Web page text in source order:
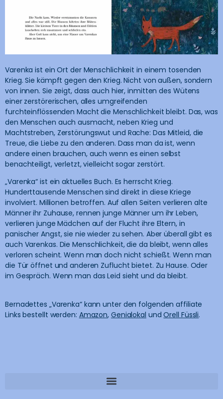
Varenka ist ein Ort der Menschlichkeit in einem tosenden
Krieg. Sie kämpft gegen den Krieg. Nicht von außen, sondern
von innen. Sie zeigt, dass auch hier, inmitten des Wütens
einer zerstörerischen, alles umgreifenden
furchteinflössenden Macht die Menschlichkeit bleibt. Das, was
den Menschen auch ausmacht, neben Krieg und
Machtstreben, Zerstörungswut und Rache: Das Mitleid, die
Treue, die Liebe zu den anderen. Dass man da ist, wenn
andere einen brauchen, auch wenn es einen selbst
benachteiligt, verletzt, vielleicht sogar zerstört.
„Varenka“ ist ein aktuelles Buch. Es herrscht Krieg.
Hunderttausende Menschen sind direkt in diese Kriege
involviert. Millionen betroffen. Auf allen Seiten verlieren alte
Männer ihr Zuhause, rennen junge Männer um ihr Leben,
verlieren junge Mädchen auf der Flucht ihre Eltern, in
panischer Angst, sie nie wieder zu sehen. Aber überall gibt es
auch Varenkas. Die Menschlichkeit, die da bleibt, wenn alles
verloren scheint. Wenn man doch nicht schießt. Wenn man
die Tür öffnet und anderen Zuflucht bietet. Zu Hause. Oder
im Gespräch. Wenn man das Leid sieht und da bleibt.
Bernadettes „Varenka“ kann unter den folgenden affiliate
Links bestellt werden: Amazon, Genialokal undOrell Füssli.